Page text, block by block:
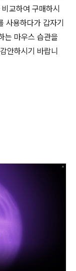
교하여 구매하시
사용하다가 갑자기
는 마우스 습관을
안하시기 바랍니